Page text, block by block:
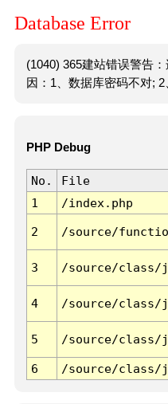
Database Error
(1040) 365建站错误警告
因：1、数据库密码不对; 2
PHP Debug
No. File
1
/index.php
2 /source/
3 /source/class/
4 /source/class/
5 /source/class/
6 /source/class/